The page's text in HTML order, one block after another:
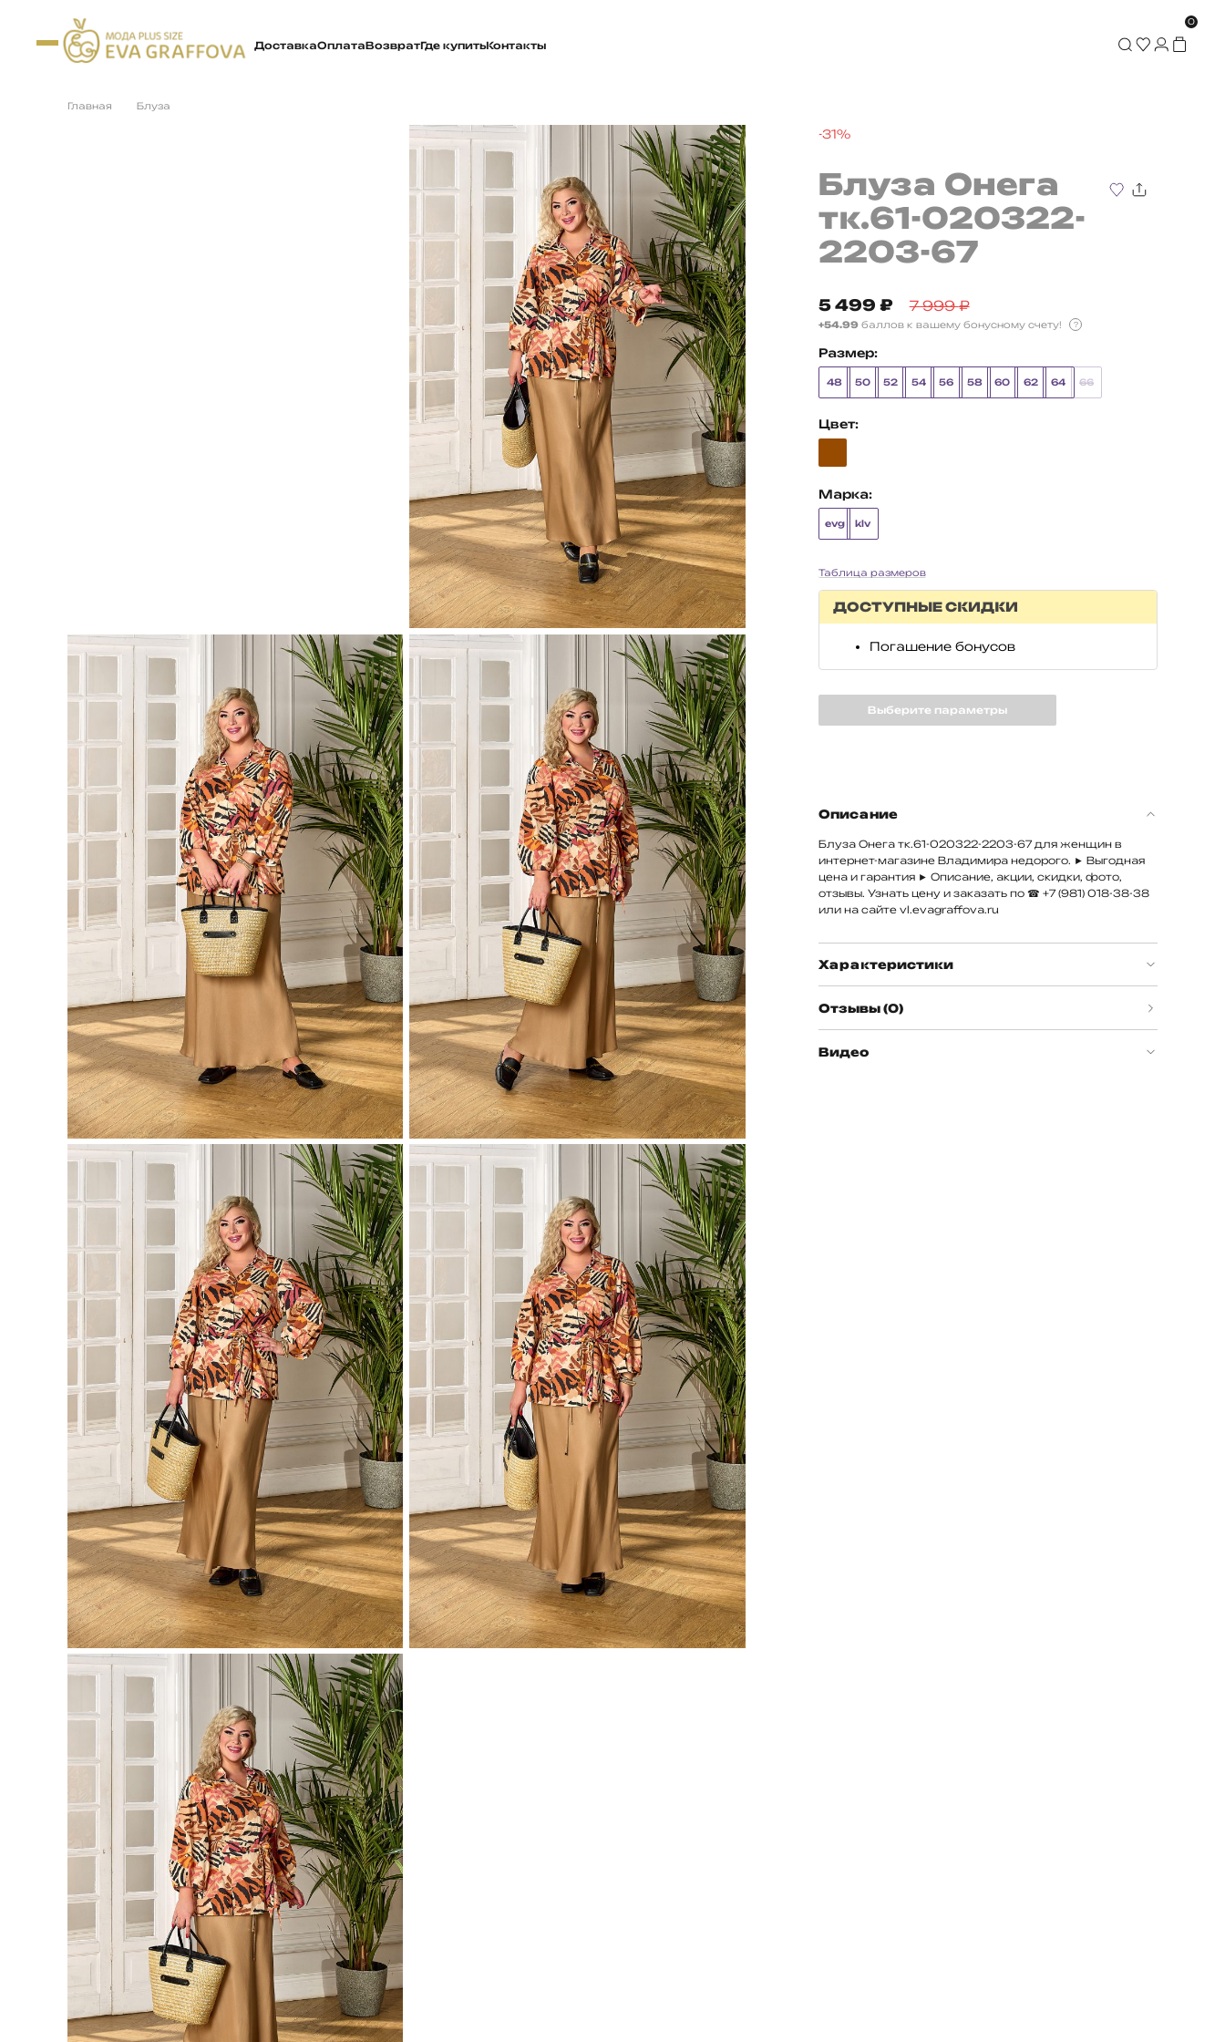
ДоставкаОплатаВозвратГде купитьКонтакты
0
Главная Блуза
-31%
Блуза Онега
тк.61-020322-
2203-67
5 499₽ 7 999₽
+54.99 баллов к вашему бонусному счету! ?
Размер:
48 50 52 54 56 58 60 62 64 66
Цвет:
Марка:
evg klv
Таблица размеров
ДОСТУПНЫЕ СКИДКИ
Погашение бонусов
Выберите параметры
Описание
Блуза Онега тк.61-020322-2203-67 для женщин в
интернет-магазине Владимира недорого. ► Выгодная
цена и гарантия ► Описание, акции, скидки, фото,
отзывы. Узнать цену и заказать по ☎+7 (981) 018-38-38
или на сайте vl.evagraffova.ru
Характеристики
Отзывы (0)
Видео